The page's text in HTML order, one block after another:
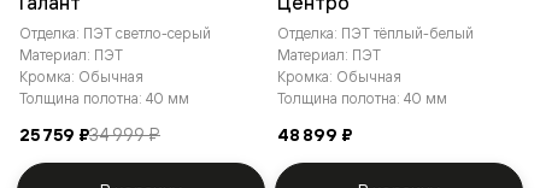
Отделка: ПЭТ светло-серый
Материал: ПЭТ
Кромка: Обычная
Толщина полотна: 40 мм
25 759 ₽34 999 ₽
Отделка: ПЭТ тёплый-белый
Материал: ПЭТ
Кромка: Обычная
Толщина полотна: 40 мм
48 899 ₽